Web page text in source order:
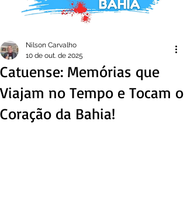
Catuense: Memórias que
Viajam no Tempo e Tocam o
Coração da Bahia!
Nilson Carvalho
10 de out. de 2025